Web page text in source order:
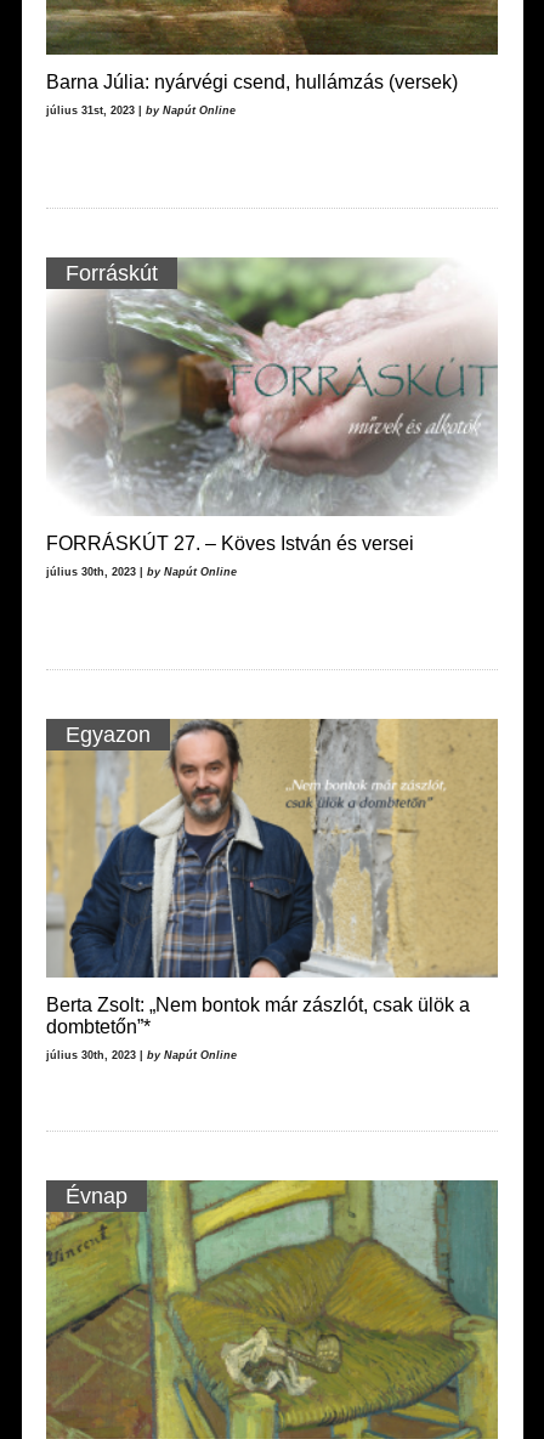
Barna Júlia: nyárvégi csend, hullámzás (versek)
július 31st, 2023 | by Napút Online
Forráskút
FORRÁSKÚT 27. – Köves István és versei
július 30th, 2023 | by Napút Online
Egyazon
Berta Zsolt: „Nem bontok már zászlót, csak ülök a
dombtetőn”*
július 30th, 2023 | by Napút Online
Évnap